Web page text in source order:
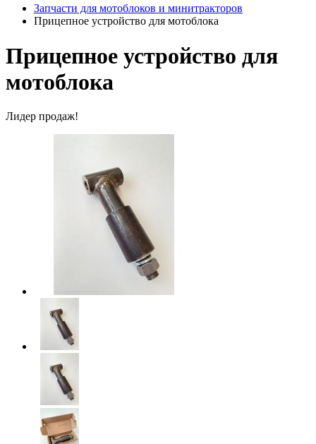
Запчасти для мотоблоков и минитракторов
Прицепное устройство для мотоблока
Прицепное устройство для
мотоблока
Лидер продаж!